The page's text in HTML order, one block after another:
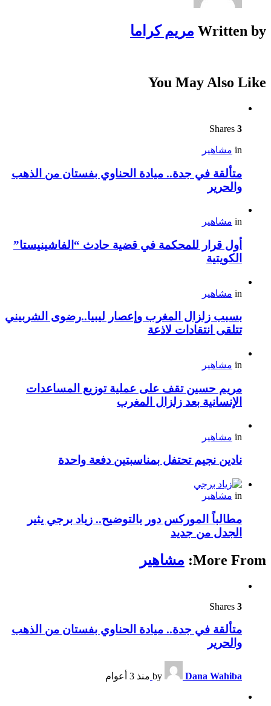
Written by مريم كراما
You May Also Like
3
in مشاهير
متألقة في جدة.. ميادة الحناوي بفستان من الذهب
والحرير
in مشاهير
أول قرار للمحكمة في قضية حادث “الفاشينيستا”
الكويتية
in مشاهير
بسبب زلزال المغرب وإعصار ليبيا..رضوى الشربيني
تتلقى انتقادات لاذعة
in مشاهير
مريم حسين تقف على عملية توزيع المساعدات
الإنسانية بعد زلزال المغرب
in مشاهير
نادين نجيم تحتفل بمناسبتين دفعة واحدة
in مشاهير
مطالباً الموركس دور بالتوضيح.. زياد برجي يثير
الجدل من جديد
More From: مشاهير
3
متألقة في جدة.. ميادة الحناوي بفستان من الذهب
والحرير
by Dana Wahiba منذ 3 أعوام